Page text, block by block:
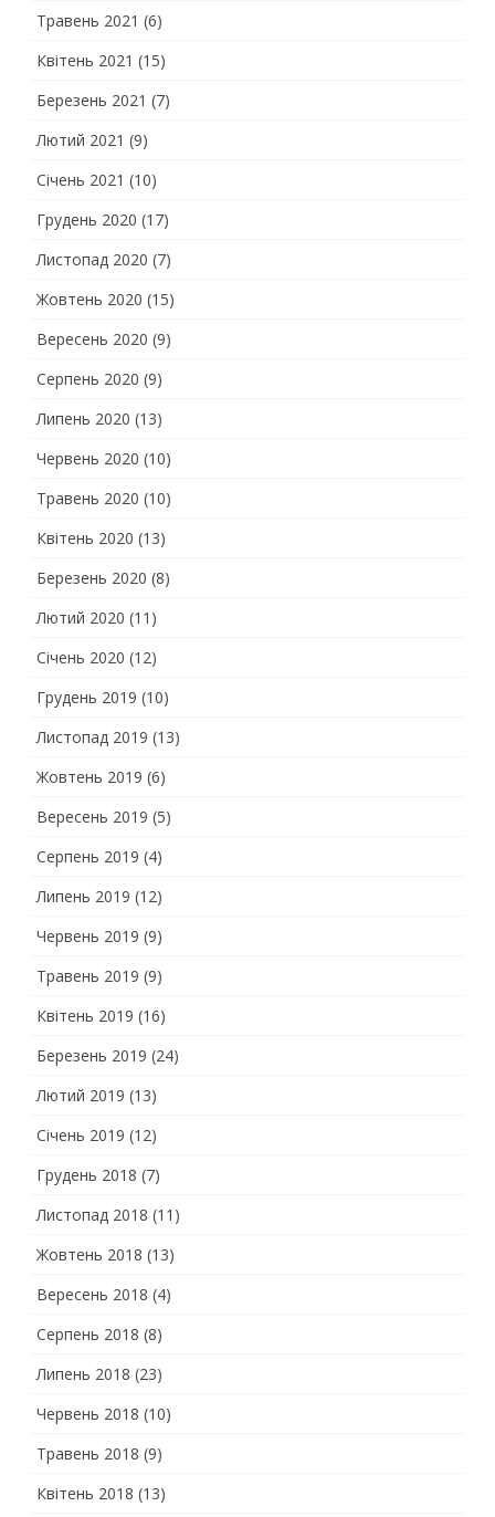
Травень 2021 (6)
Квітень 2021 (15)
Березень 2021 (7)
Лютий 2021 (9)
Січень 2021 (10)
Грудень 2020 (17)
Листопад 2020 (7)
Жовтень 2020 (15)
Вересень 2020 (9)
Серпень 2020 (9)
Липень 2020 (13)
Червень 2020 (10)
Травень 2020 (10)
Квітень 2020 (13)
Березень 2020 (8)
Лютий 2020 (11)
Січень 2020 (12)
Грудень 2019 (10)
Листопад 2019 (13)
Жовтень 2019 (6)
Вересень 2019 (5)
Серпень 2019 (4)
Липень 2019 (12)
Червень 2019 (9)
Травень 2019 (9)
Квітень 2019 (16)
Березень 2019 (24)
Лютий 2019 (13)
Січень 2019 (12)
Грудень 2018 (7)
Листопад 2018 (11)
Жовтень 2018 (13)
Вересень 2018 (4)
Серпень 2018 (8)
Липень 2018 (23)
Червень 2018 (10)
Травень 2018 (9)
Квітень 2018 (13)